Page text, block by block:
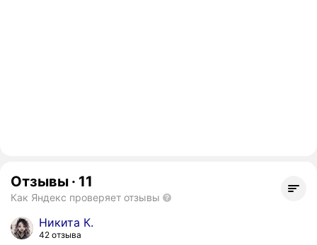
Отзывы · 11
Как Яндекс проверяет отзывы
Никита К.
42 отзыва